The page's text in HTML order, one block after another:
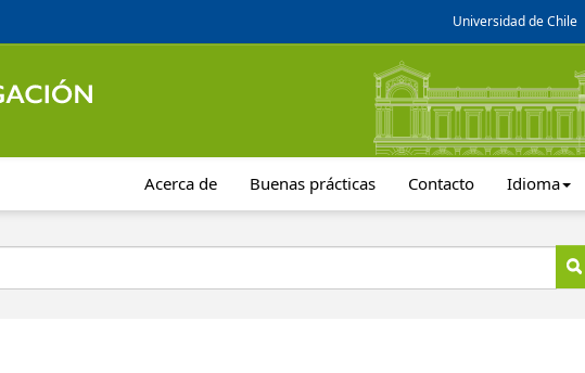
Universidad de Chile
Acerca de Buenas prácticas Contacto Idioma